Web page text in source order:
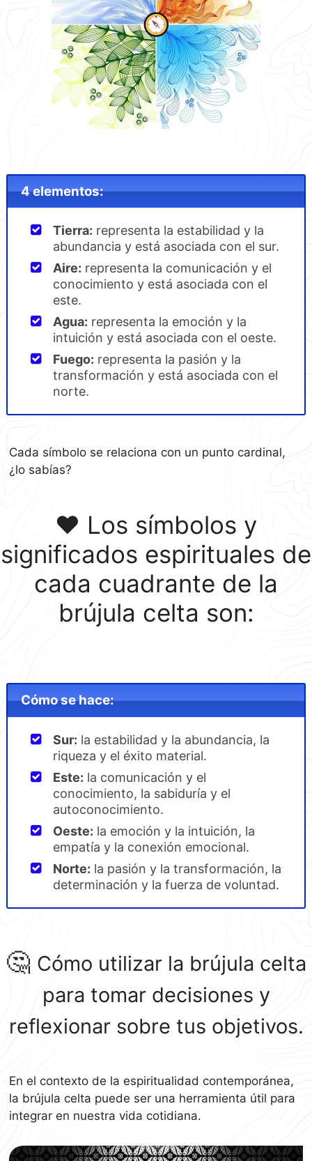
4 elementos:
Tierra: representa la estabilidad y la
abundancia y está asociada con el sur.
Aire: representa la comunicación y el
conocimiento y está asociada con el
este.
Agua: representa la emoción y la
intuición y está asociada con el oeste.
Fuego: representa la pasión y la
transformación y está asociada con el
norte.
Cada símbolo se relaciona con un punto cardinal,
¿lo sabías?
❤ Los símbolos y
significados espirituales de
cada cuadrante de la
brújula celta son:
Cómo se hace:
Sur: la estabilidad y la abundancia, la
riqueza y el éxito material.
Este: la comunicación y el
conocimiento, la sabiduría y el
autoconocimiento.
Oeste: la emoción y la intuición, la
empatía y la conexión emocional.
Norte: la pasión y la transformación, la
determinación y la fuerza de voluntad.
🤔 Cómo utilizar la brújula celta
para tomar decisiones y
reflexionar sobre tus objetivos.
En el contexto de la espiritualidad contemporánea,
la brújula celta puede ser una herramienta útil para
integrar en nuestra vida cotidiana.